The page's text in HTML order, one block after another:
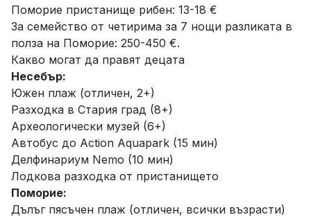
Поморие пристанище рибен: 13-18 €
За семейство от четирима за 7 нощи разликата в
полза на Поморие: 250-450 €.
Какво могат да правят децата
Несебър:
Южен плаж (отличен, 2+)
Разходка в Стария град (8+)
Археологически музей (6+)
Автобус до Action Aquapark (15 мин)
Делфинариум Nemo (10 мин)
Лодкова разходка от пристанището
Поморие:
Дълъг пясъчен плаж (отличен, всички възрасти)